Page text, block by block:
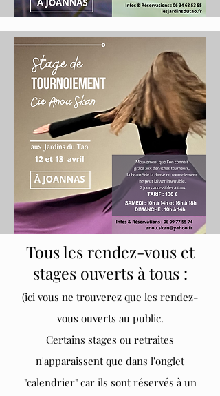
Tous les rendez-vous et
stages ouverts à tous :
(ici vous ne trouverez que les rendez-
vous ouverts au public.
Certains stages ou retraites
n'apparaissent que dans l'onglet
"calendrier" car ils sont réservés à un